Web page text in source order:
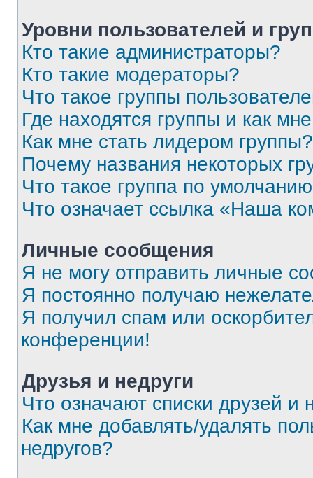
Уровни пользователей и
Кто такие администраторы?
Кто такие модераторы?
Что такое группы
Где находятся группы и как
Как мне стать лидером группы?
Почему названия некоторых
Что такое группа по
Что означает ссылка «Наша
Личные сообщения
Я не могу отправить личные
Я постоянно получаю
Я получил спам или
конференции!
Друзья и недруги
Что означают списки друзей и
Как мне добавлять/удалять
недругов?